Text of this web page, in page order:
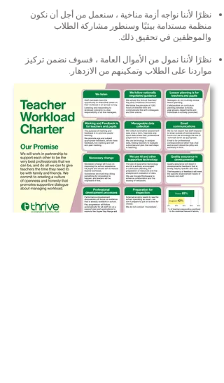
نظرًا لأننا نواجه أزمة مناخية ، سنعمل من أجل أن نكون
منظمة مستدامة بيئيًا وسنطور مشاركة الطلاب
والموظفين في تحقيق ذلك.
نظرًا لأننا نمول من الأموال العامة ، فسوف نضمن تركيز
مواردنا على الطلاب وتمكينهم من الازدهار.